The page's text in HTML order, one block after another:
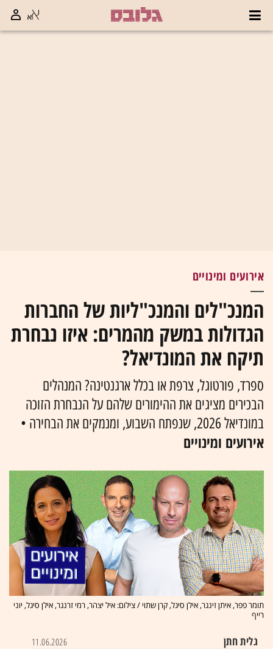
אירועים ומינויים
המנכ"לים והמנכ"ליות של החברות
הגדולות במשק מהמרים: איזו נבחרת
תיקח את המונדיאל?
ספרד, פורטוגל, צרפת או בכלל ארגנטינה? המנהלים
הבכירים מציגים את ההימורים שלהם על הנבחרת הזוכה
במונדיאל 2026, שנפתח השבוע, ומנמקים את הבחירה •
אירועים ומינויים
תומר פפר, איתן זינגר, אילן סיגל, קרן שתוי / צילום: איל יצהר, רמי זרנגר, אילן סיגל, יוני
רייף
גלית חתן 11.06.2026